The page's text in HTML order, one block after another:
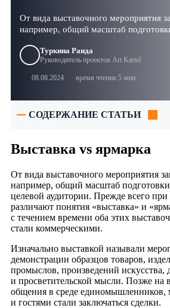
От вида выставочного мероприятия
например, общий масштаб
Туркина Раида
Руководитель проектов Art Kartel
08.08.2024 время чтения 5 мин.
СОДЕРЖАНИЕ СТАТЬИ
Выставка vs ярмарка
От вида выставочного мероприятия
например, общий масштаб
целевой аудитории. Прежде всего
различают понятия «выставка» и
с течением времени оба этих
стали коммерческими.
Изначально выставкой называли
демонстрации образцов товаров,
промыслов, произведений искусства,
и просветительской мысли. Позже на
общения в среде единомышленников,
и гостями стали заключаться сделки.